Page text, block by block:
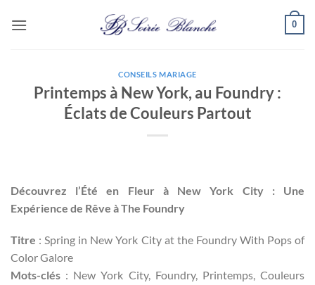
0
CONSEILS MARIAGE
Printemps à New York, au Foundry :
Éclats de Couleurs Partout
Découvrez l’Été en Fleur à New York City : Une
Expérience de Rêve à The Foundry
Titre : Spring in New York City at the Foundry With Pops of
Color Galore
Mots-clés : New York City, Foundry, Printemps, Couleurs